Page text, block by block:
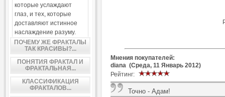
которые услаждают
глаз, и тех, которые
доставляют истинное
наслаждение разуму.
ПОЧЕМУ ЖЕ ФРАКТАЛЫ
ТАК КРАСИВЫ?...
ПОНЯТИЯ ФРАКТАЛ И
ФРАКТАЛЬНАЯ...
КЛАССИФИКАЦИЯ
ФРАКТАЛОВ...
Мнения покупателей:
diana (Среда, 11 Январь 2012)
Рейтинг:
Точно - Адам!